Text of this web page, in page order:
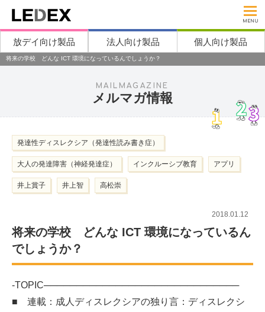
MENU
放デイ向け製品 法人向け製品 個人向け製品
将来の学校 どんな ICT 環境になっているんでしょうか？
MAILMAGAZINE
メルマガ情報
発達性ディスレクシア（発達性読み書き症）
大人の発達障害（神経発達症） インクルーシブ教育 アプリ
井上賞子 井上智 高松崇
2018.01.12
将来の学校 どんな ICT 環境になっているん
でしょうか？
-TOPIC──────────────────────────────
■ 連載：成人ディスレクシアの独り言：ディスレクシ